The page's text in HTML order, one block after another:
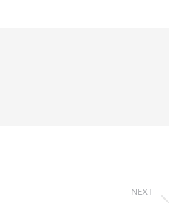
NEXT